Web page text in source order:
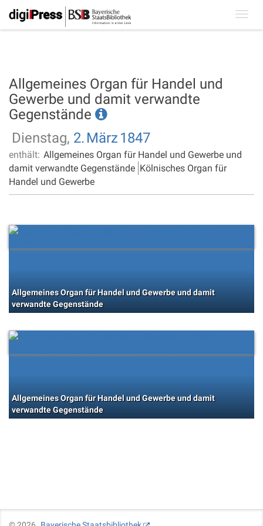
Allgemeines Organ für Handel und
Gewerbe und damit verwandte
Gegenstände
Dienstag, 2. März 1847
enthält: Allgemeines Organ für Handel und Gewerbe und
damit verwandte Gegenstände Kölnisches Organ für
Handel und Gewerbe
Allgemeines Organ für Handel und Gewerbe und damit
verwandte Gegenstände
Allgemeines Organ für Handel und Gewerbe und damit
verwandte Gegenstände